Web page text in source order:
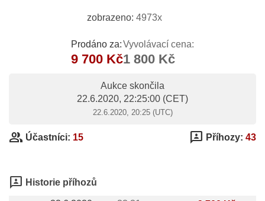
zobrazeno: 4973x
Prodáno za:
9 700 Kč
Vyvolávací cena:
1 800 Kč
Aukce skončila
22.6.2020, 22:25:00 (CET)
22.6.2020, 20:25 (UTC)
group Účastníci: 15 3p Příhozy: 43
3p Historie příhozů